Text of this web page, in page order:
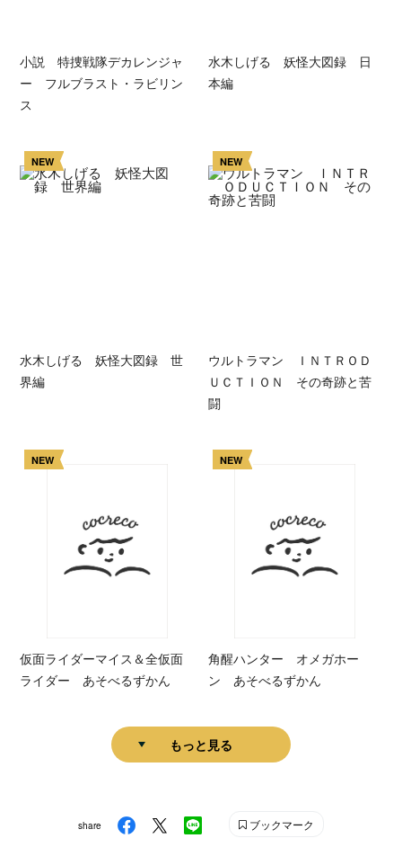
小説 特捜戦隊デカレンジャ
ー フルブラスト・ラビリン
ス
水木しげる 妖怪大図録 日
本編
NEW
水木しげる 妖怪大図録 世
界編
NEW
ウルトラマン ＩＮＴＲＯＤ
ＵＣＴＩＯＮ その奇跡と苦
闘
NEW
仮面ライダーマイス＆全仮面
ライダー あそべるずかん
NEW
角醒ハンター オメガホー
ン あそべるずかん
もっと見る
share ブックマーク